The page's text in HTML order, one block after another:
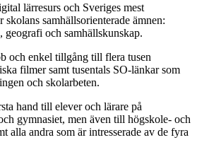
lärresurs och Sveriges mest
samhällsorienterade ämnen:
och samhällskunskap.
och enkel tillgång till flera tusen
filmer samt tusentals SO-länkar som
och skolarbeten.
hand till elever och lärare på
gymnasiet, men även till högskole- och
alla andra som är intresserade av de fyra